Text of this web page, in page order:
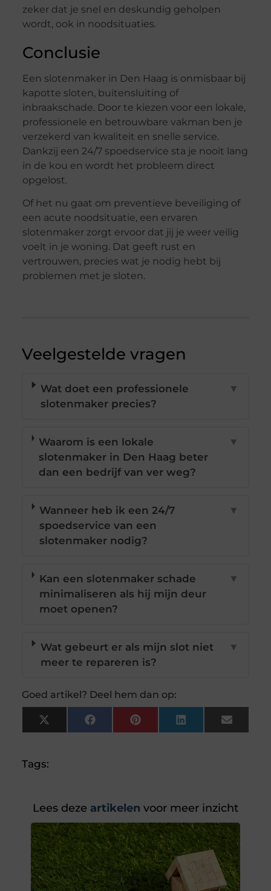
zeker dat je snel en deskundig geholpen
wordt, ook in noodsituaties.
Conclusie
Een slotenmaker in Den Haag is onmisbaar bij
kapotte sloten, buitensluiting of
inbraakschade. Door te kiezen voor een lokale,
professionele en betrouwbare vakman ben je
verzekerd van kwaliteit en snelle service.
Dankzij een 24/7 spoedservice sta je nooit lang
in de kou en wordt het probleem direct
opgelost.
Of het nu gaat om preventieve beveiliging of
een acute noodsituatie, een ervaren
slotenmaker zorgt ervoor dat jij je weer veilig
voelt in je woning. Dat geeft rust en
vertrouwen, precies wat je nodig hebt bij
problemen met je sloten.
Veelgestelde vragen
Wat doet een professionele
slotenmaker precies?
▼
Waarom is een lokale
slotenmaker in Den Haag beter
dan een bedrijf van ver weg?
▼
Wanneer heb ik een 24/7
spoedservice van een
slotenmaker nodig?
▼
Kan een slotenmaker schade
minimaliseren als hij mijn deur
moet openen?
▼
Wat gebeurt er als mijn slot niet
meer te repareren is?
▼
Goed artikel? Deel hem dan op:
X
(Twitter)
FacebookPinterestLinkedInEmail
Tags:
Lees deze artikelen voor meer inzicht